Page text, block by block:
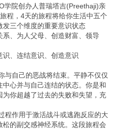
学院创办人普瑞塔吉(Preethaji)亲
程，4天的旅程将给你生活中五个
发三个维度的重要意识状态
、为人父母、创造财富、领导
、连结意识、创造意识
自己的恶战将结束。平静不仅仅
心并与自己连结的状态。你是和
你超越了过去的失败和失望，充
作用于激活战斗或逃跑反应的大
的副交感神经系统。这段旅程会